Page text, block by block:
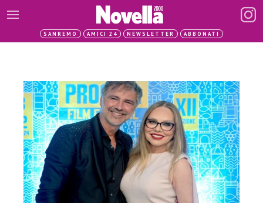
SANREMO AMICI 24 NEWSLETTER ABBONATI